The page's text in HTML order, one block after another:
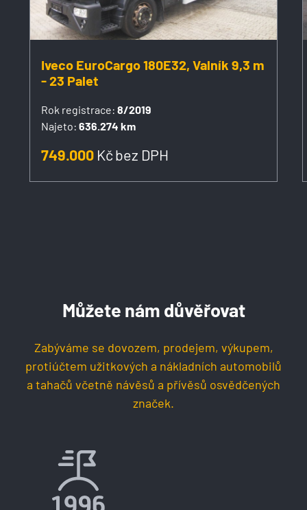
Iveco EuroCargo 180E32, Valník 9,3 m
- 23 Palet
Rok registrace: 8/2019
Najeto: 636.274 km
749.000 Kčbez DPH
Můžete nám důvěřovat
Zabýváme se dovozem, prodejem, výkupem,
protiúčtem užitkových a nákladních automobilů
a tahačů včetně návěsů a přívěsů osvědčených
značek.